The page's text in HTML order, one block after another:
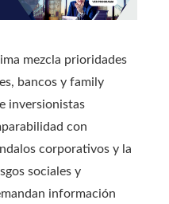
mezcla prioridades
bancos y family
inversionistas
con
corporativos y la
sociales y
información